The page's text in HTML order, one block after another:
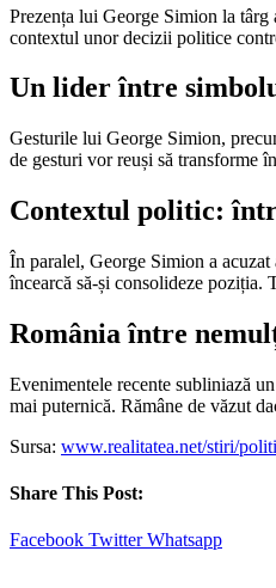
Prezența lui George Simion la
contextul unor decizii politice
Un lider între
Gesturile lui George Simion,
de gesturi vor reuși să transforme
Contextul politic:
În paralel, George Simion a
încearcă să-și consolideze poziția.
România între
Evenimentele recente subliniază
mai puternică. Rămâne de văzut
Sursa: www.realitatea.net/stiri/
Share This Post:
Facebook Twitter Whatsapp